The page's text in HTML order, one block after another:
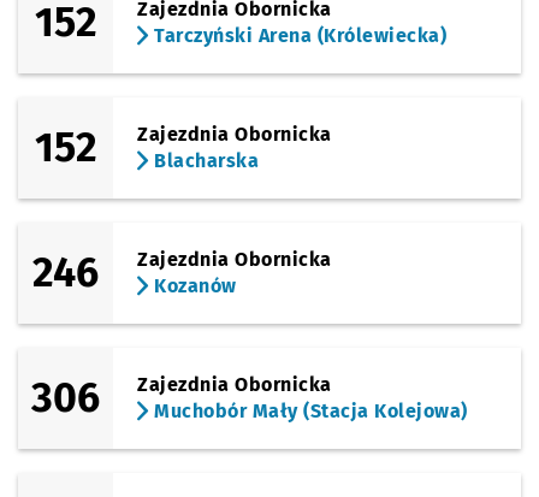
152
Zajezdnia Obornicka
Tarczyński Arena (Królewiecka)
152
Zajezdnia Obornicka
Blacharska
246
Zajezdnia Obornicka
Kozanów
306
Zajezdnia Obornicka
Muchobór Mały (Stacja Kolejowa)